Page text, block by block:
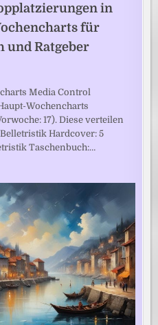
in
für
und Ratgeber
Media Control
Wochencharts
17). Diese verteilen
Hardcover: 5
Taschenbuch:…